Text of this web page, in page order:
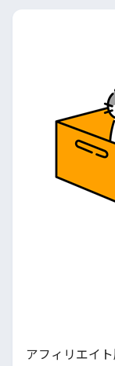
アフィリエイ